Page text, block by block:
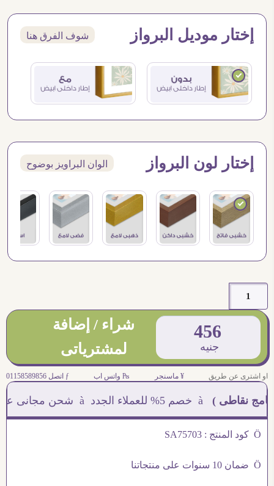
إختار موديل البرواز شوف الفرق هنا
إختار لون البرواز الوان البراويز بوضوح
456
جنيه
شراء / إضافة
لمشترياتى
او اشترى عن طريق ¥ ماسنجر ₧ واتس اب ƒ اتصل 01158589856
نقاطى )à خصم 5% للعملاء الجدد à شحن مجانى عند الشراء ب 4000 جنيه à
Ö كود المنتج : SA75703
Ö ضمان 10 سنوات على منتجاتنا